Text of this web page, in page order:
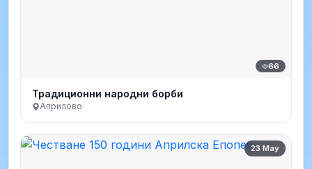
66
Традиционни народни борби
Априлово
23 May